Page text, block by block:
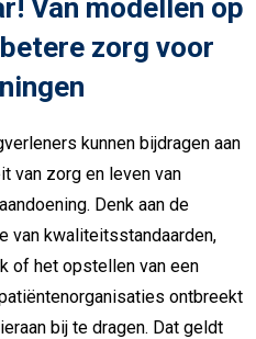
Van modellen op
zorg voor
kunnen bijdragen aan
van zorg en leven van
Denk aan de
van kwaliteitsstandaarden,
of het opstellen van een
ontbreekt
bij te dragen. Dat geldt